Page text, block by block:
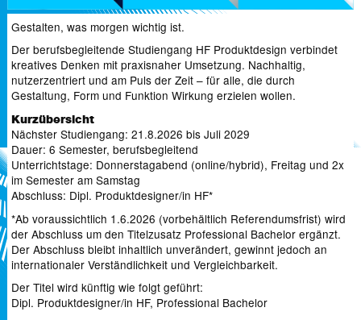
Gestalten, was morgen wichtig ist.
Der berufsbegleitende Studiengang HF Produktdesign verbindet
kreatives Denken mit praxisnaher Umsetzung. Nachhaltig,
nutzerzentriert und am Puls der Zeit – für alle, die durch
Gestaltung, Form und Funktion Wirkung erzielen wollen.
Kurzübersicht
Nächster Studiengang: 21.8.2026 bis Juli 2029
Dauer: 6 Semester, berufsbegleitend
Unterrichtstage: Donnerstagabend (online/hybrid), Freitag und 2x
im Semester am Samstag
Abschluss: Dipl. Produktdesigner/in HF*
*Ab voraussichtlich 1.6.2026 (vorbehältlich Referendumsfrist) wird
der Abschluss um den Titelzusatz Professional Bachelor ergänzt.
Der Abschluss bleibt inhaltlich unverändert, gewinnt jedoch an
internationaler Verständlichkeit und Vergleichbarkeit.
Der Titel wird künftig wie folgt geführt:
Dipl. Produktdesigner/in HF, Professional Bachelor